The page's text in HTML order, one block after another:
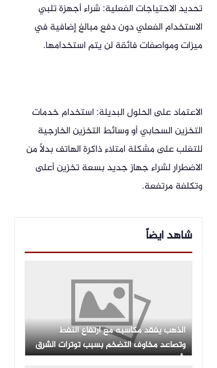
تحديد الاحتياجات الفعلية: شراء أجهزة تلبي
الاستخدام الفعلي دون دفع مبالغ إضافية في
ميزات ومواصفات فائقة لن يتم استخدامها.
الاعتماد على الحلول البديلة: استخدام خدمات
التخزين السحابي أو وسائط التخزين الخارجية
للتغلب على مشكلة امتلاء ذاكرة الهاتف بدلاً من
الاضطرار لشراء جهاز جديد بسعة تخزين أعلى
وتكلفة مرتفعة.
شاهد ايضاً
الذهب يفقد مكاسبه مع ارتفاع النفط
وتصاعد مخاوف التضخم بسبب توترات الشرق
الأوسط